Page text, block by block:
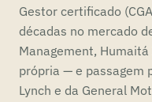
Gestor certificado
décadas no mercado
Management,
própria — e passagem
Lynch e da General